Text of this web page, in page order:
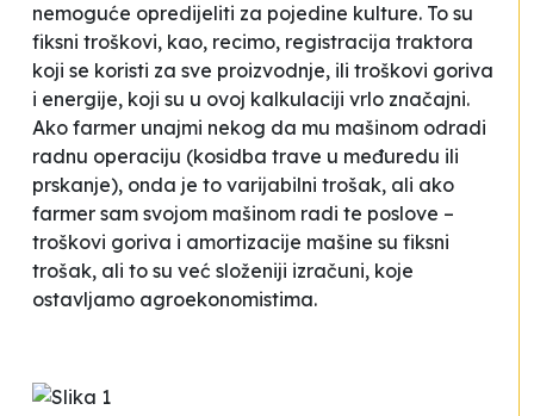
nemoguće opredijeliti za pojedine kulture. To su
fiksni troškovi, kao, recimo, registracija traktora
koji se koristi za sve proizvodnje, ili troškovi goriva
i energije, koji su u ovoj kalkulaciji vrlo značajni.
Ako farmer unajmi nekog da mu mašinom odradi
radnu operaciju (kosidba trave u međuredu ili
prskanje), onda je to varijabilni trošak, ali ako
farmer sam svojom mašinom radi te poslove –
troškovi goriva i amortizacije mašine su fiksni
trošak, ali to su već složeniji izračuni, koje
ostavljamo agroekonomistima.